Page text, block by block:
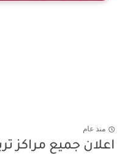
منذ عام
اعلان جميع مراكز